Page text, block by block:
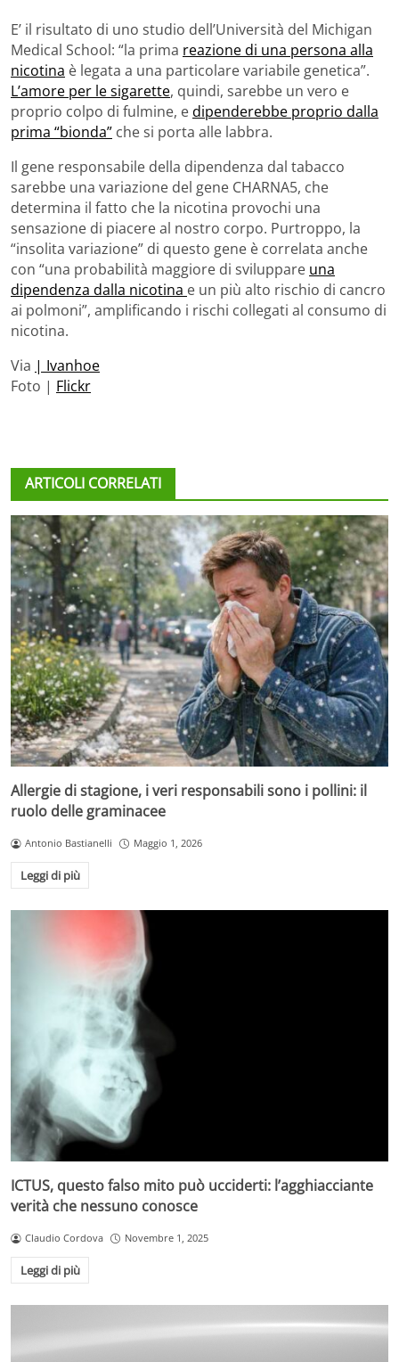
E’ il risultato di uno studio dell’Università del Michigan
Medical School: “la prima reazione di una persona alla
nicotina è legata a una particolare variabile genetica”.
L’amore per le sigarette, quindi, sarebbe un vero e
proprio colpo di fulmine, edipenderebbe proprio dalla
prima “bionda” che si porta alle labbra.
Il gene responsabile della dipendenza dal tabacco
sarebbe una variazione del gene CHARNA5, che
determina il fatto che la nicotina provochi una
sensazione di piacere al nostro corpo. Purtroppo, la
“insolita variazione” di questo gene è correlata anche
con “una probabilità maggiore di sviluppare una
dipendenza dalla nicotina e un più alto rischio di cancro
ai polmoni”, amplificando i rischi collegati al consumo di
nicotina.
Via | Ivanhoe
Foto | Flickr
ARTICOLI CORRELATI
Allergie di stagione, i veri responsabili sono i pollini: il
ruolo delle graminacee
Antonio Bastianelli Maggio 1, 2026
Leggi di più
ICTUS, questo falso mito può ucciderti: l’agghiacciante
verità che nessuno conosce
Claudio Cordova Novembre 1, 2025
Leggi di più